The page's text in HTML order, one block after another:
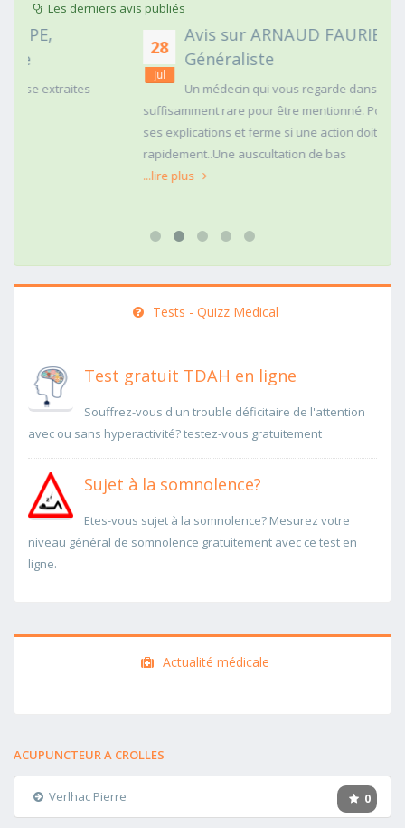
Les derniers avis publiés
Avis sur ARNAUD FAURIE, Médecin
Généraliste
Un médecin qui vous regarde dans les yeux c'est
suffisamment rare pour être mentionné. Posé,clair dans
ses explications et ferme si une action doit être menée
rapidement..Une auscultation de bas
Tests - Quizz Medical
Test gratuit TDAH en ligne
Souffrez-vous d'un trouble déficitaire de l'attention
avec ou sans hyperactivité? testez-vous gratuitement
Sujet à la somnolence?
Etes-vous sujet à la somnolence? Mesurez votre
niveau général de somnolence gratuitement avec ce test en
ligne.
Actualité médicale
ACUPUNCTEUR A CROLLES
0
Verlhac Pierre